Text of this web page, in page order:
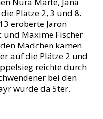
Plätze 2, 3 und 8.
eroberte Jaron
und Maxime Fischer
Mädchen kamen
auf die Plätze 2 und
reichte durch
bei den
wurde da 5ter.